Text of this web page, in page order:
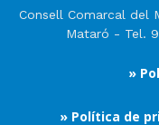
Consell Comarcal del
Mataró - Tel.
»
» Política de